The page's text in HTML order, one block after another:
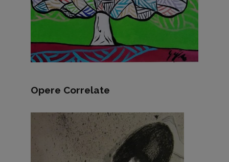
Opere Correlate